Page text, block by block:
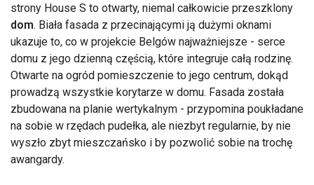
strony House S to otwarty, niemal całkowicie przeszklony
dom. Biała fasada z przecinającymi ją dużymi oknami
ukazuje to, co w projekcie Belgów najważniejsze - serce
domu z jego dzienną częścią, które integruje całą rodzinę.
Otwarte na ogród pomieszczenie to jego centrum, dokąd
prowadzą wszystkie korytarze w domu. Fasada została
zbudowana na planie wertykalnym - przypomina poukładane
na sobie w rzędach pudełka, ale niezbyt regularnie, by nie
wyszło zbyt mieszczańsko i by pozwolić sobie na trochę
awangardy.